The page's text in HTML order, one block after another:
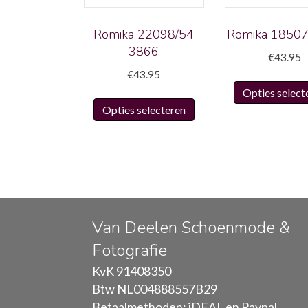
Romika 22098/54
3866
€43.95
Opties selecteren
Dit
optie
kan
de
Romika
€43.95
Opties
Van Deelen Schoenmode &
Fotografie
KvK 91408350
Btw NL004888557B29